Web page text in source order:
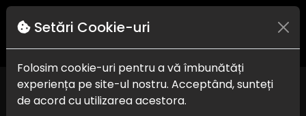
Hotel Vila Alex
Setări Cookie-uri
Folosim cookie-uri pentru a vă îmbunătăți
experiența pe site-ul nostru. Acceptând, sunteți
de acord cu utilizarea acestora.